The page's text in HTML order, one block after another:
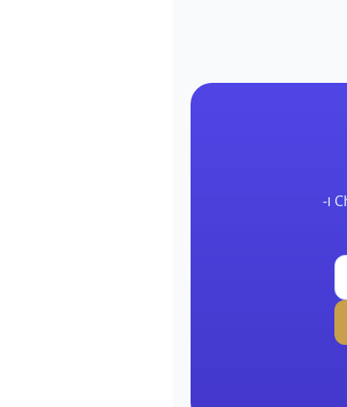
השאר את הפרטים ונחזור אליך תוך 24 שעות עם דוח אמיתי על הנוכחות שלך בגוגל, ChatGPT ו-